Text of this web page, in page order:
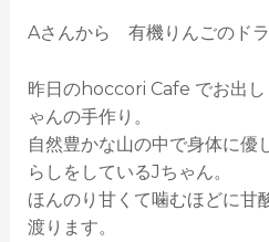
Aさんから 有機りんごのド
昨日のhoccori Cafe でお出し
ゃんの手作り。
自然豊かな山の中で身体に優
らしをしているJちゃん。
ほんのり甘くて噛むほどに甘
渡ります。